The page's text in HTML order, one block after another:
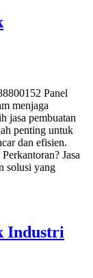
Panel
menjaga
jasa pembuatan
penting untuk
dan efisien.
Jasa
solusi yang
Industri